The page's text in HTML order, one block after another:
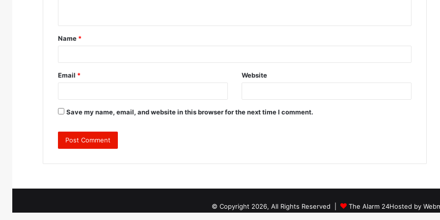
t
*
Name *
Email * Website
Save my name, email, and website in this browser for the next time I comment.
© Copyright 2026, All Rights Reserved | The Alarm 24Hosted by